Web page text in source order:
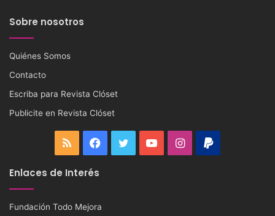
Sobre nosotros
Quiénes Somos
Contacto
Escriba para Revista Clóset
Publicite en Revista Clóset
RSS Facebook
TwitterYouTubeInstagram
PayPal
Enlaces de Interés
Fundación Todo Mejora